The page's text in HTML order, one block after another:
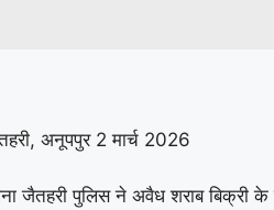
अनूपपुर 2 मार्च 2026
जैतहरी पुलिस ने अवैध शराब बिक्री के